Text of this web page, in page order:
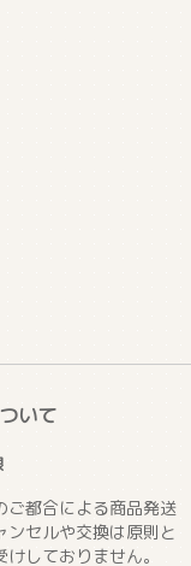
いて
ご都合による商品発送
ンセルや交換は原則と
けしておりません。